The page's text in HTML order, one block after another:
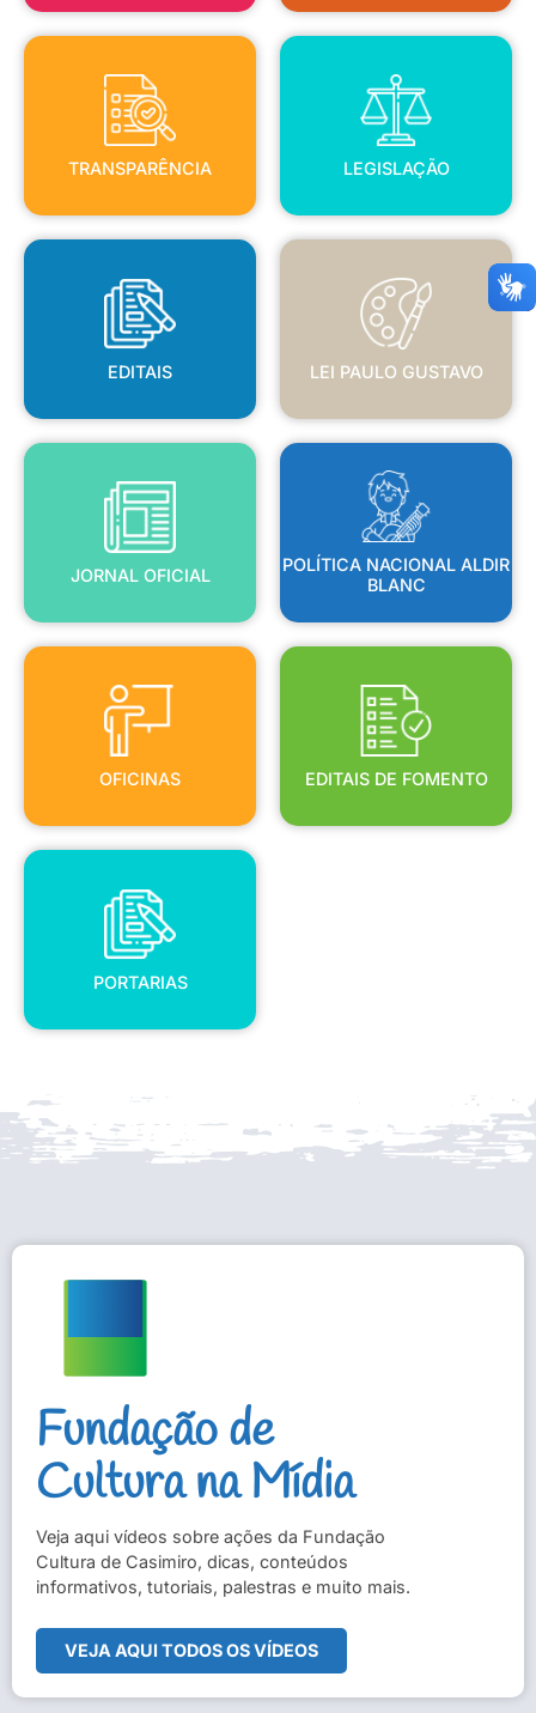
TRANSPARÊNCIA
TRANSPARÊNCIA
LEGISLAÇÃO
LEGISLAÇÃO
EDITAIS
EDITAIS
LEI PAULO GUSTAVO
LEI PAULO GUSTAVO
JORNAL OFICIAL
JORNAL OFICIAL
POLÍTICA NACIONAL ALDIR
BLANC
POLÍTICA NACIONAL ALDIR
BLANC
OFICINAS
OFICINAS
EDITAIS DE FOMENTO
EDITAIS DE FOMENTO
PORTARIAS
PORTARIAS
Fundação de
Cultura na Mídia
Veja aqui vídeos sobre ações da Fundação
Cultura de Casimiro, dicas, conteúdos
informativos, tutoriais, palestras e muito mais.
VEJA AQUI TODOS OS VÍDEOS